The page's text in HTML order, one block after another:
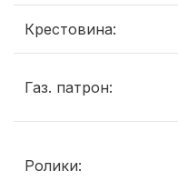
Крестовина:
Газ. патрон:
Ролики: